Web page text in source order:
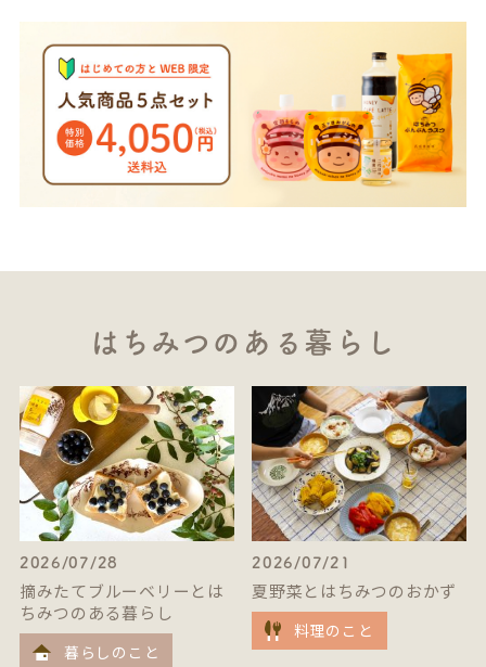
はちみつのある暮らし
2026/07/28
摘みたてブルーベリーとは
ちみつのある暮らし
暮らしのこと
2026/07/21
夏野菜とはちみつのおかず
料理のこと